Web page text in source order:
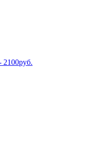
2100руб.